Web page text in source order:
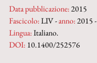
Data pubblicazione: 2015
Fascicolo: LIV - anno: 2015 -
Lingua: Italiano.
DOI: 10.1400/252576